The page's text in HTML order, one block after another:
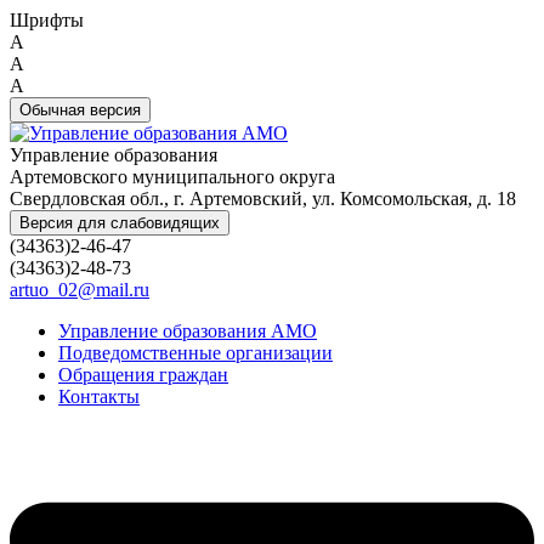
Шрифты
A
A
A
Обычная версия
Управление образования
Артемовского муниципального округа
Свердловская обл., г. Артемовский, ул. Комсомольская, д. 18
Версия для слабовидящих
(34363)2-46-47
(34363)2-48-73
artuo_02@mail.ru
Управление образования АМО
Подведомственные организации
Обращения граждан
Контакты